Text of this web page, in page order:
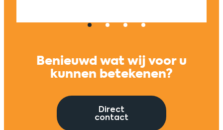
Benieuwd wat wij voor u
kunnen betekenen?
Direct
contact